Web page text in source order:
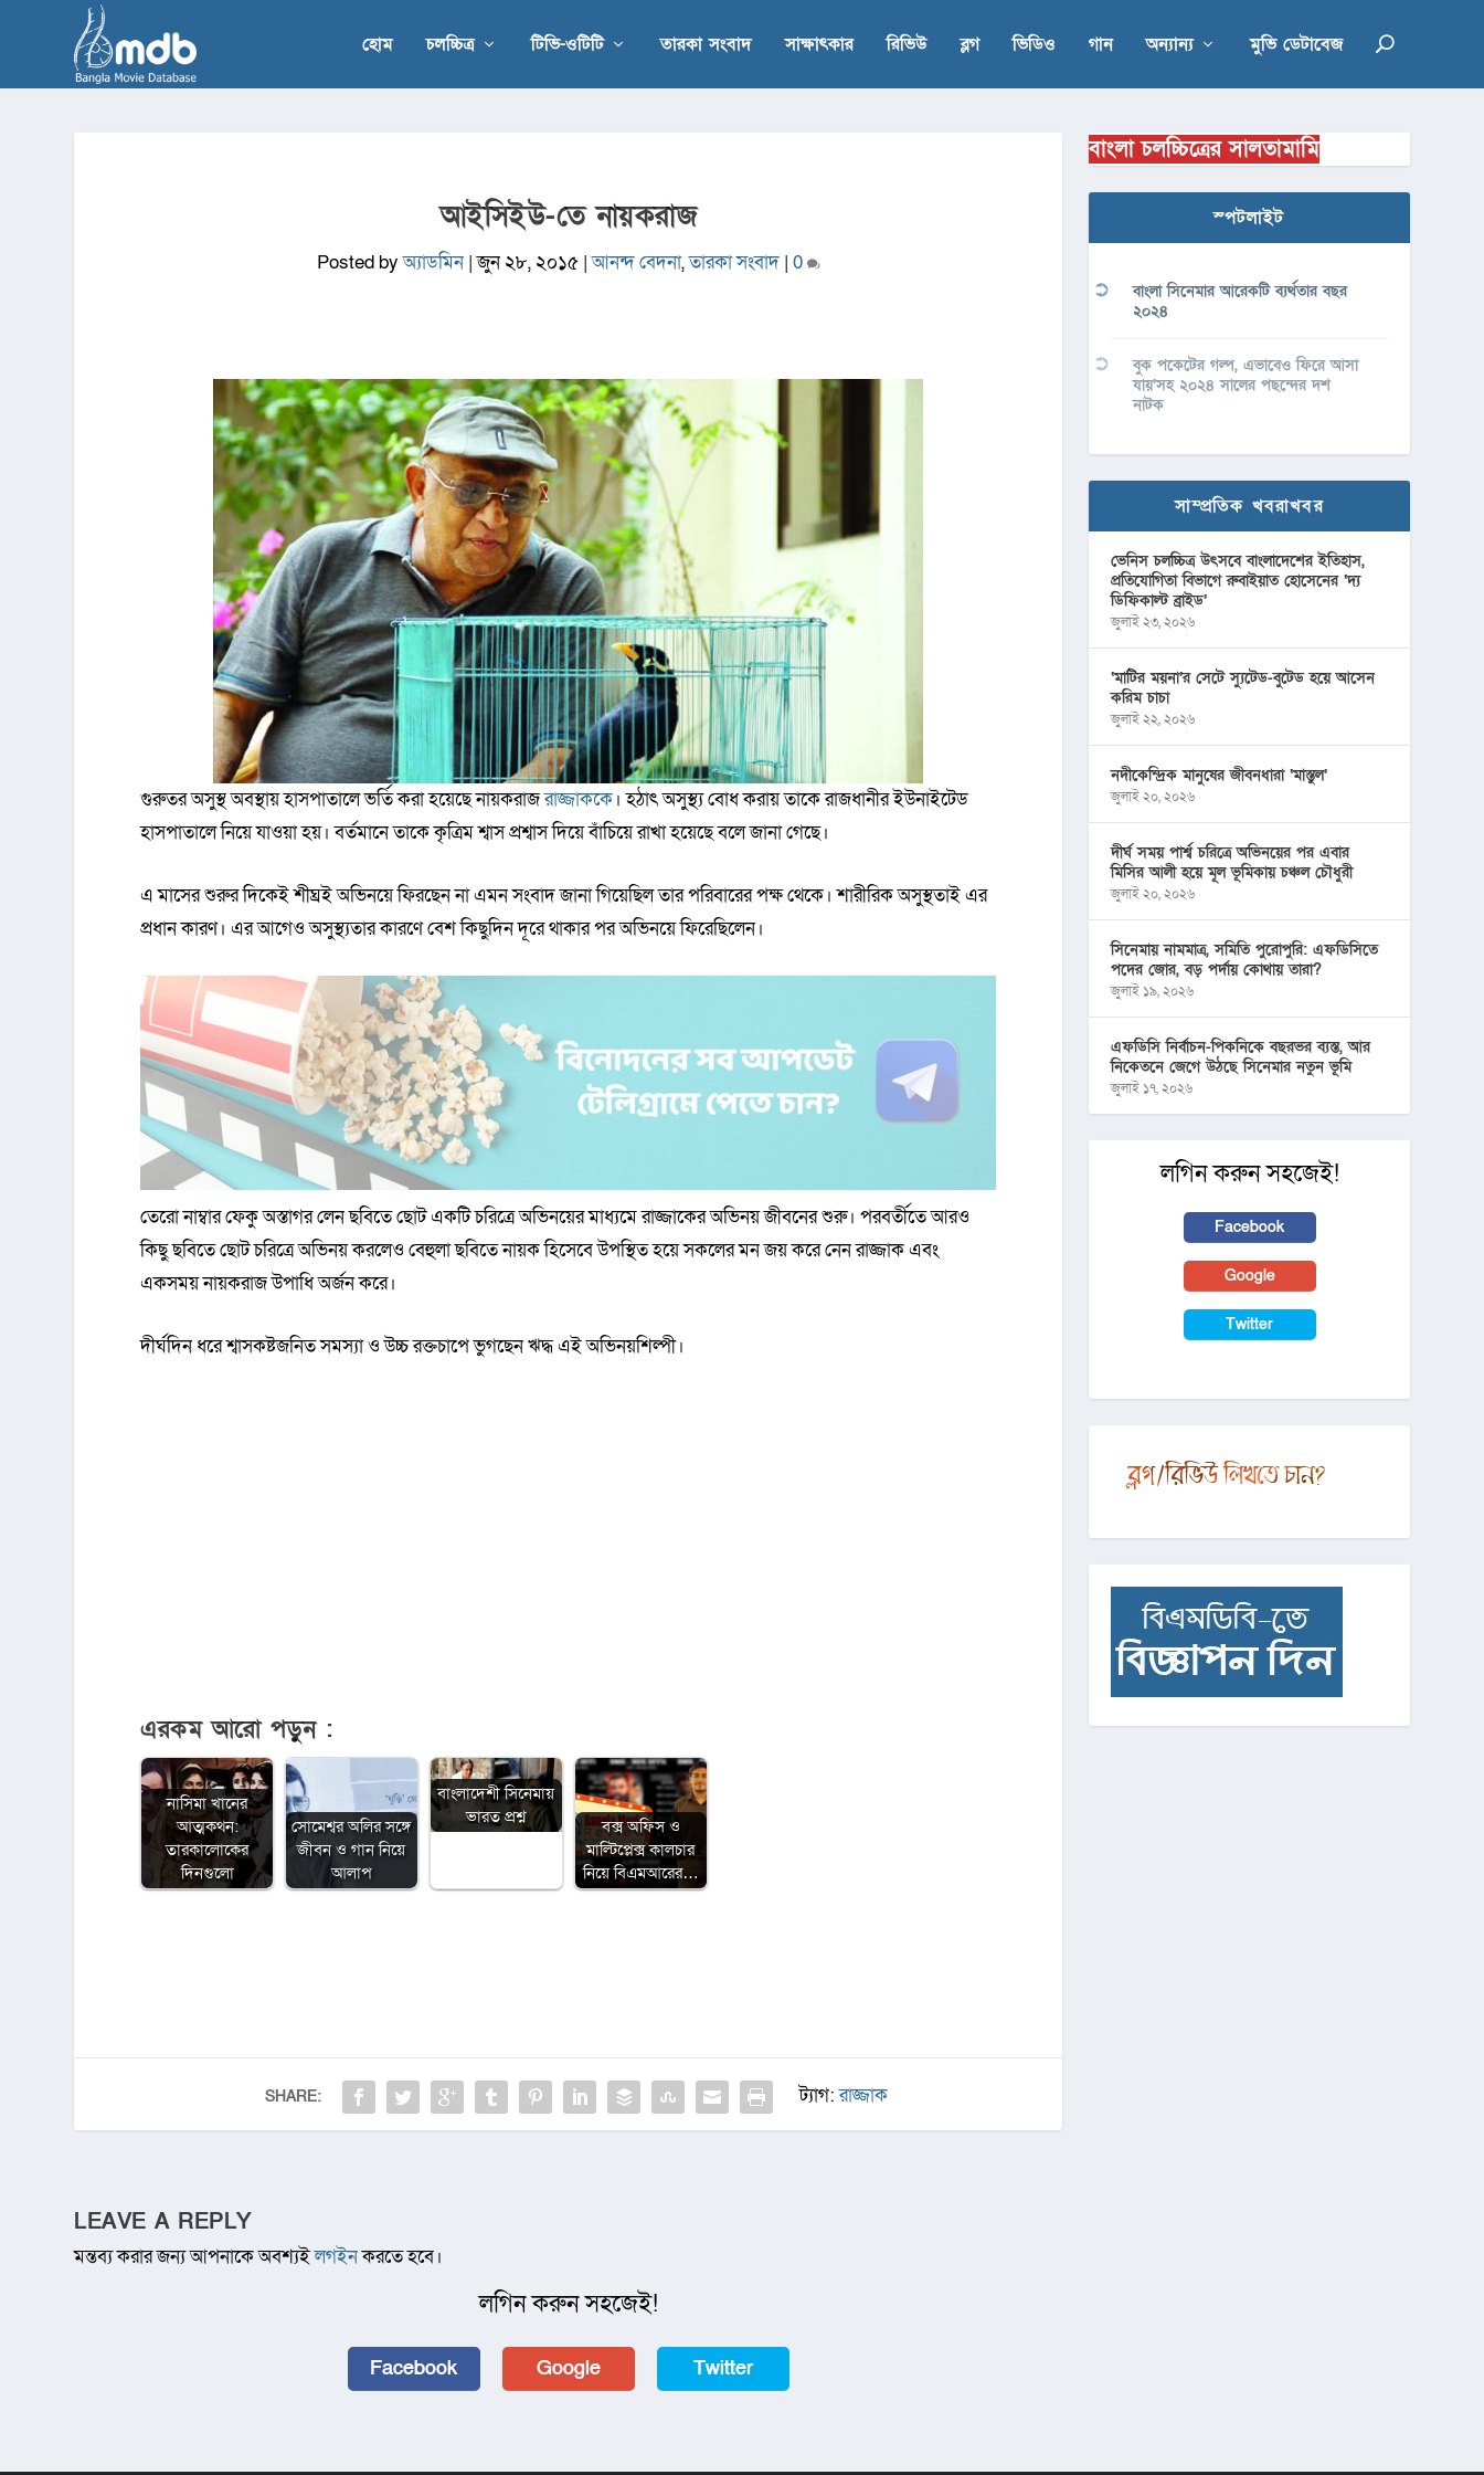
হোম চলচ্চিত্র টিভি-ওটিটি তারকা সংবাদ সাক্ষাৎকার রিভিউ ব্লগ ভিডিও গান অন্যান্য মুভি ডেটাবেজ
আইসিইউ-তে নায়করাজ
Posted byঅ্যাডমিন|জুন ২৮, ২০১৫|আনন্দ বেদনা,তারকা সংবাদ| 0
গুরুতর অসুস্থ অবস্থায় হাসপাতালে ভর্তি করা হয়েছে নায়করাজরাজ্জাককে। হঠাৎ অসুস্থ্য বোধ করায় তাকে রাজধানীর ইউনাইটেড
হাসপাতালে নিয়ে যাওয়া হয়। বর্তমানে তাকে কৃত্রিম শ্বাস প্রশ্বাস দিয়ে বাঁচিয়ে রাখা হয়েছে বলে জানা গেছে।
এ মাসের শুরুর দিকেই শীঘ্রই অভিনয়ে ফিরছেন না এমন সংবাদ জানা গিয়েছিল তার পরিবারের পক্ষ থেকে। শারীরিক অসুস্থতাই এর
প্রধান কারণ। এর আগেও অসুস্থ্যতার কারণে বেশ কিছুদিন দূরে থাকার পর অভিনয়ে ফিরেছিলেন।
তেরো নাম্বার ফেকু অস্তাগর লেন ছবিতে ছোট একটি চরিত্রে অভিনয়ের মাধ্যমে রাজ্জাকের অভিনয় জীবনের শুরু। পরবর্তীতে আরও
কিছু ছবিতে ছোট চরিত্রে অভিনয় করলেও বেহুলা ছবিতে নায়ক হিসেবে উপস্থিত হয়ে সকলের মন জয় করে নেন রাজ্জাক এবং
একসময় নায়করাজ উপাধি অর্জন করে।
দীর্ঘদিন ধরে শ্বাসকষ্টজনিত সমস্যা ও উচ্চ রক্তচাপে ভুগছেন ঋদ্ধ এই অভিনয়শিল্পী।
এরকম আরো পড়ুন :
নাসিমা খানের
আত্মকথন:
তারকালোকের
দিনগুলো
সোমেশ্বর অলির সঙ্গে
জীবন ও গান নিয়ে
আলাপ
বাংলাদেশী সিনেমায়
ভারত প্রশ্ন
বক্স অফিস ও
মাল্টিপ্লেক্স কালচার
নিয়ে বিএমআরের…
SHARE: ট্যাগ:রাজ্জাক
LEAVE A REPLY
মন্তব্য করার জন্য আপনাকে অবশ্যইলগইনকরতে হবে।
লগিন করুন সহজেই!
Facebook Google Twitter
বাংলা চলচ্চিত্রের সালতামামি
স্পটলাইট
বাংলা সিনেমার আরেকটি ব্যর্থতার বছর
২০২৪
বুক পকেটের গল্প, এভাবেও ফিরে আসা
যায়’সহ ২০২৪ সালের পছন্দের দশ
নাটক
সাম্প্রতিক খবরাখবর
ভেনিস চলচ্চিত্র উৎসবে বাংলাদেশের ইতিহাস,
প্রতিযোগিতা বিভাগে রুবাইয়াত হোসেনের ‘দ্য
ডিফিকাল্ট ব্রাইড’
জুলাই ২৩, ২০২৬
‘মাটির ময়না’র সেটে স্যুটেড-বুটেড হয়ে আসেন
করিম চাচা
জুলাই ২২, ২০২৬
নদীকেন্দ্রিক মানুষের জীবনধারা ‘মাস্তুল’
জুলাই ২০, ২০২৬
দীর্ঘ সময় পার্শ্ব চরিত্রে অভিনয়ের পর এবার
মিসির আলী হয়ে মূল ভূমিকায় চঞ্চল চৌধুরী
জুলাই ২০, ২০২৬
সিনেমায় নামমাত্র, সমিতি পুরোপুরি: এফডিসিতে
পদের জোর, বড় পর্দায় কোথায় তারা?
জুলাই ১৯, ২০২৬
এফডিসি নির্বাচন-পিকনিকে বছরভর ব্যস্ত, আর
নিকেতনে জেগে উঠছে সিনেমার নতুন ভূমি
জুলাই ১৭, ২০২৬
লগিন করুন সহজেই!
Facebook
Google
Twitter